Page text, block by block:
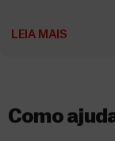
LEIA MAIS
Como